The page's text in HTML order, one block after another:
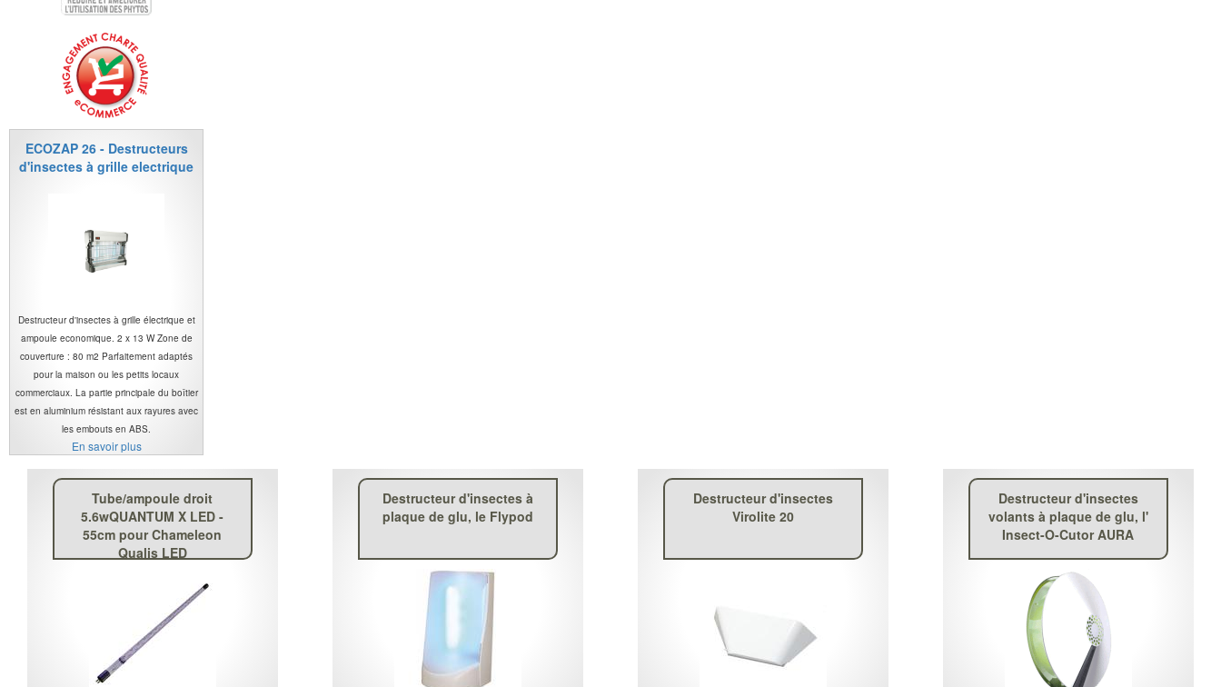
ECOZAP 26 - Destructeurs
d'insectes à grille electrique
Destructeur d'insectes à grille électrique et
ampoule economique. 2 x 13 W Zone de
couverture : 80 m2 Parfaitement adaptés
pour la maison ou les petits locaux
commerciaux. La partie principale du boîtier
est en aluminium résistant aux rayures avec
les embouts en ABS.
En savoir plus
Tube/ampoule droit
5.6wQUANTUM X LED -
55cm pour Chameleon
Qualis LED
Destructeur d'insectes à
plaque de glu, le Flypod
Destructeur d'insectes
Virolite 20
Destructeur d'insectes
volants à plaque de glu, l'
Insect-O-Cutor AURA